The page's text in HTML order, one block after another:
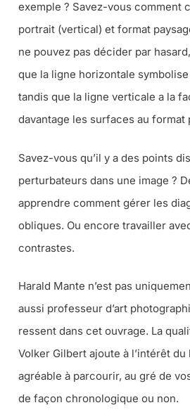
exemple ? Savez-vous comment
portrait (vertical) et format
ne pouvez pas décider par
que la ligne horizontale
tandis que la ligne verticale a la
davantage les surfaces au format
Savez-vous qu’il y a des points
perturbateurs dans une image ?
apprendre comment gérer les
obliques. Ou encore travailler
contrastes.
Harald Mante n’est pas
aussi professeur d’art
ressent dans cet ouvrage. La
Volker Gilbert ajoute à l’intérêt
agréable à parcourir, au gré de
de façon chronologique ou non.